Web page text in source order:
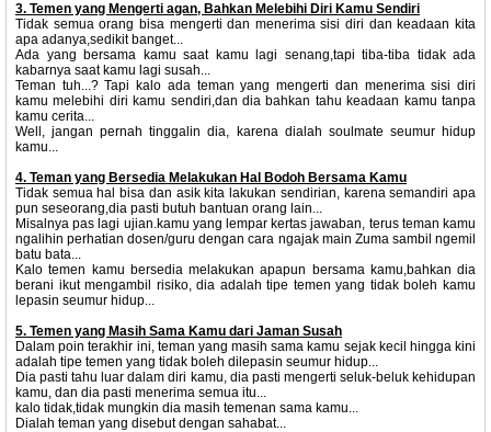
3. Temen yang Mengerti agan, Bahkan Melebihi Diri Kamu Sendiri
Tidak semua orang bisa mengerti dan menerima sisi diri dan keadaan kita
apa adanya,sedikit banget...
Ada yang bersama kamu saat kamu lagi senang,tapi tiba-tiba tidak ada
kabarnya saat kamu lagi susah...
Teman tuh...? Tapi kalo ada teman yang mengerti dan menerima sisi diri
kamu melebihi diri kamu sendiri,dan dia bahkan tahu keadaan kamu tanpa
kamu cerita...
Well, jangan pernah tinggalin dia, karena dialah soulmate seumur hidup
kamu...
4. Teman yang Bersedia Melakukan Hal Bodoh Bersama Kamu
Tidak semua hal bisa dan asik kita lakukan sendirian, karena semandiri apa
pun seseorang,dia pasti butuh bantuan orang lain...
Misalnya pas lagi ujian.kamu yang lempar kertas jawaban, terus teman kamu
ngalihin perhatian dosen/guru dengan cara ngajak main Zuma sambil ngemil
batu bata...
Kalo temen kamu bersedia melakukan apapun bersama kamu,bahkan dia
berani ikut mengambil risiko, dia adalah tipe temen yang tidak boleh kamu
lepasin seumur hidup...
5. Temen yang Masih Sama Kamu dari Jaman Susah
Dalam poin terakhir ini, teman yang masih sama kamu sejak kecil hingga kini
adalah tipe temen yang tidak boleh dilepasin seumur hidup...
Dia pasti tahu luar dalam diri kamu, dia pasti mengerti seluk-beluk kehidupan
kamu, dan dia pasti menerima semua itu...
kalo tidak,tidak mungkin dia masih temenan sama kamu...
Dialah teman yang disebut dengan sahabat...